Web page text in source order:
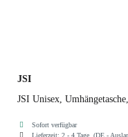
JSI
JSI Unisex,
Sofort verfügbar
Lieferzeit: 2 - 4 Tage (DE -